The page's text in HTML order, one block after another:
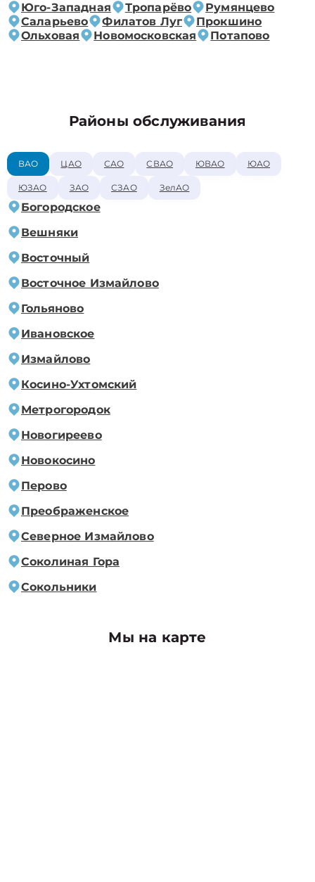
Юго-Западная Тропарёво
Румянцево
Саларьево
Филатов Луг
Прокшино
Ольховая
Новомосковская Потапово
Районы обслуживания
ВАО ЦАО САО СВАО ЮВАО ЮАО
ЮЗАО ЗАО СЗАО ЗелАО
Богородское
Вешняки
Восточный
Восточное Измайлово
Гольяново
Ивановское
Измайлово
Косино-Ухтомский
Метрогородок
Новогиреево
Новокосино
Перово
Преображенское
Северное Измайлово
Соколиная Гора
Сокольники
Мы на карте